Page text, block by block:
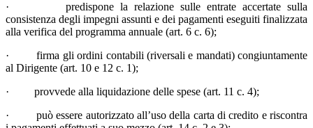
· predispone la relazione sulle entrate accertate sulla
consistenza degli impegni assunti e dei pagamenti eseguiti finalizzata
alla verifica del programma annuale (art. 6 c. 6);
· firma gli ordini contabili (riversali e mandati) congiuntamente
al Dirigente (art. 10 e 12 c. 1);
· provvede alla liquidazione delle spese (art. 11 c. 4);
· può essere autorizzato all’uso della carta di credito e riscontra